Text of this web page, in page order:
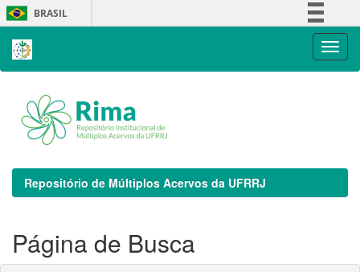
Skip
navigation
BRASIL
Repositório de Múltiplos Acervos da UFRRJ
Página de Busca